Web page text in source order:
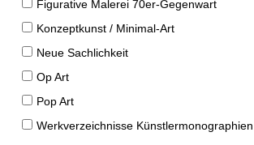
Figurative Malerei 70er-Gegenwart
Konzeptkunst / Minimal-Art
Neue Sachlichkeit
Op Art
Pop Art
Werkverzeichnisse Künstlermonographien